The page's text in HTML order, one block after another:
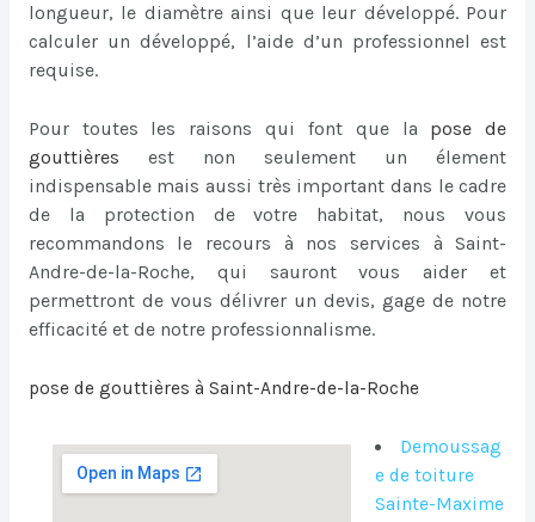
longueur, le diamètre ainsi que leur développé. Pour
calculer un développé, l’aide d’un professionnel est
requise.
Pour toutes les raisons qui font que la pose de
gouttières
est non seulement un élement
indispensable mais aussi très important dans le cadre
de la protection de votre habitat, nous vous
recommandons le recours à nos services à Saint-
Andre-de-la-Roche, qui sauront vous aider et
permettront de vous délivrer un devis, gage de notre
efficacité et de notre professionnalisme.
pose de gouttières à Saint-Andre-de-la-Roche
Demoussag
e de toiture
Sainte-Maxime